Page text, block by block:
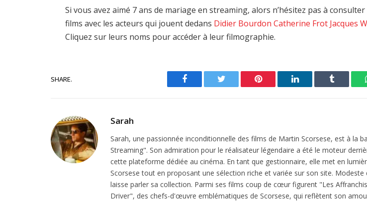
Si vous avez aimé 7 ans de mariage en streaming, alors n’hésitez pas à
films avec les acteurs qui jouent dedans Didier Bourdon Catherine Frot Jacques
Cliquez sur leurs noms pour accéder à leur filmographie.
SHARE.
Facebook Twitter Pinterest LinkedIn Tumblr
Sarah
Sarah, une passionnée inconditionnelle des films de Martin Scorsese, est à la
Streaming". Son admiration pour le réalisateur légendaire a été le moteur
cette plateforme dédiée au cinéma. En tant que gestionnaire, elle met en
Scorsese tout en proposant une sélection riche et variée sur son site. Modeste
laisse parler sa collection. Parmi ses films coup de cœur figurent "Les
Driver", des chefs-d'œuvre emblématiques de Scorsese, qui reflètent son